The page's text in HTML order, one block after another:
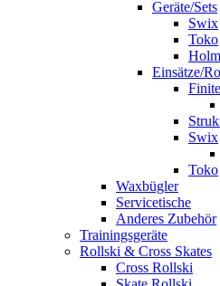
Geräte/Sets
Swix
Toko
Einsätze/
Finite
Swix
Toko
Waxbügler
Servicetische
Anderes Zubehör
Trainingsgeräte
Rollski & Cross Skates
Cross Rollski